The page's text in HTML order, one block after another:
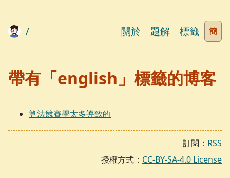
/ 關於 題解 標籤 簡
帶有「english」標籤的博客
算法競賽學太多導致的
訂閱： RSS
授權方式： CC-BY-SA-4.0 License